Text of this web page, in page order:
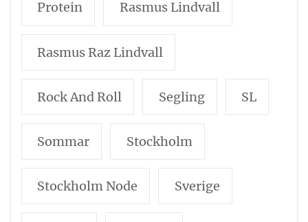
Protein Rasmus Lindvall
Rasmus Raz Lindvall
Rock And Roll Segling SL
Sommar Stockholm
Stockholm Node Sverige